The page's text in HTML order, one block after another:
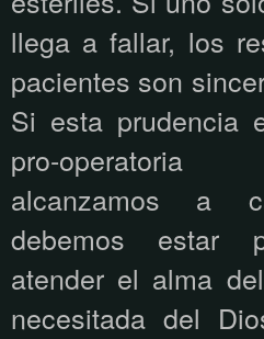
llega a fallar, los
pacientes son
Si esta prudencia
pro-
alcanzamos a
debemos estar
atender el alma
necesitada del